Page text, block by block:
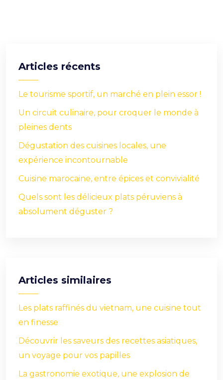
Articles récents
Le tourisme sportif, un marché en plein essor !
Un circuit culinaire, pour croquer le monde à
pleines dents
Dégustation des cuisines locales, une
expérience incontournable
Cuisine marocaine, entre épices et convivialité
Quels sont les délicieux plats péruviens à
absolument déguster ?
Articles similaires
Les plats raffinés du vietnam, une cuisine tout
en finesse
Découvrir les saveurs des recettes asiatiques,
un voyage pour vos papilles
La gastronomie exotique, une explosion de